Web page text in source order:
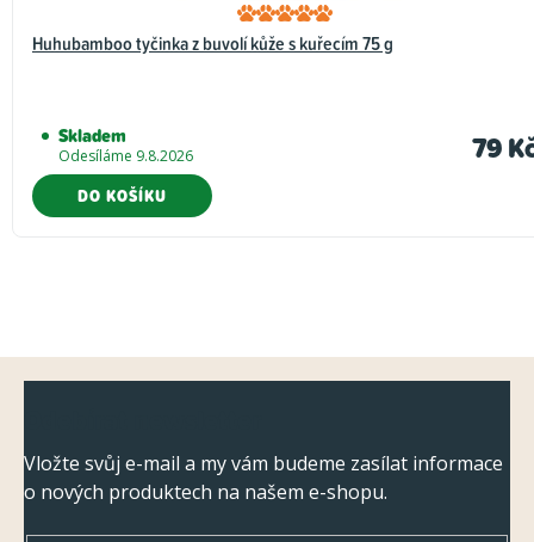
Huhubamboo tyčinka z buvolí kůže s kuřecím 75 g
Skladem
Odesíláme 9.8.2026 79
DO KOŠÍKU
Vložte svůj e-mail a my vám budeme zasílat informace
o nových produktech na našem e-shopu.